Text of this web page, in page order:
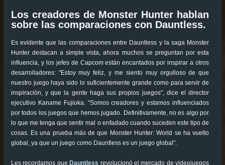
Los creadores de Monster Hunter hablan
sobre las comparaciones con Dauntless.
Es evidente que las comparaciones entre Dauntless y la saga Monster
Hunter destacan a simple vista, ahora muchos se preguntan por esta
influencia, y los jefes de Capcom están encantados por inspirar a otros
desarrolladores: "Estoy muy feliz, y me siento muy orgulloso de que
nuestro juego haya sido lo suficientemente grande como para servir de
inspiración, y que la gente haga sus propios juegos", dice el director
ejecutivo Kaname Fujioka. "Somos creadores y estamos influenciados
por todos los juegos que hemos jugado. Definitivamente, no es algo por
lo que me tenga que sentir mal o enfadado cuando suceden este tipo de
cosas. Es una prueba más de que Monster Hunter: World se ha vuelto
global, ya que un juego como Dauntless es un juego global".
Les recordamos que Dauntless revolucionó el mercado de videojuegos